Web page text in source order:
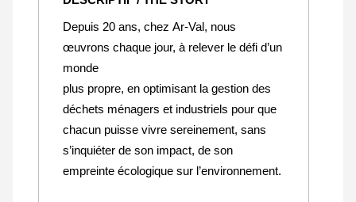
Depuis 20 ans, chez Ar-Val, nous
œuvrons chaque jour, à relever le défi d’un
monde
plus propre, en optimisant la gestion des
déchets ménagers et industriels pour que
chacun puisse vivre sereinement, sans
s’inquiéter de son impact, de son
empreinte écologique sur l’environnement.